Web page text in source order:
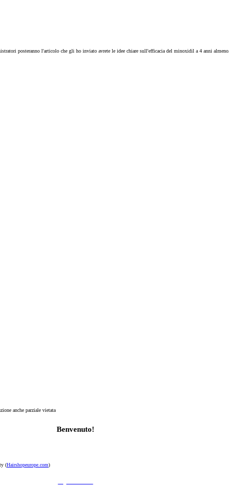
posteranno l'articolo che gli ho inviato avrete le idee chiare sull'efficacia del minoxidil a 4 anni almeno.
anche parziale vietata
Benvenuto!
(Hairshopeurope.com)